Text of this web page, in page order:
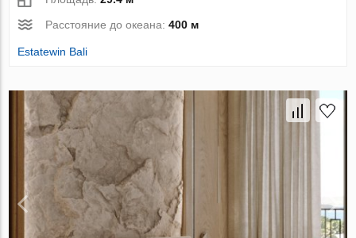
Расстояние до океана:400 м
Estatewin Bali